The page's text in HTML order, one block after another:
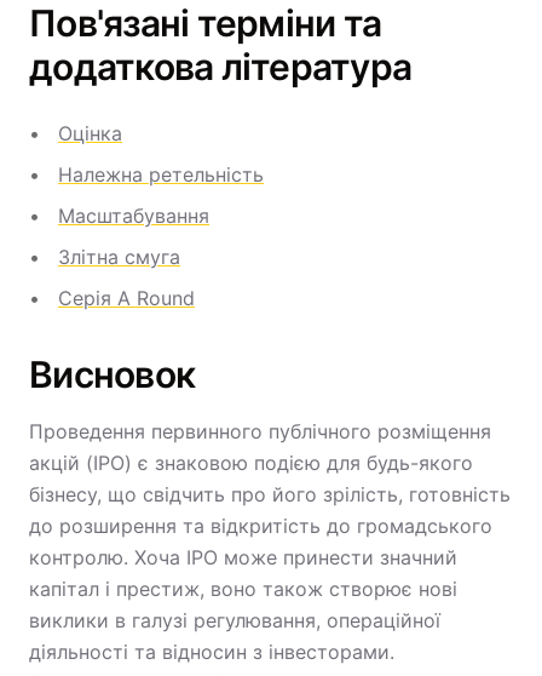
Пов'язані терміни та
додаткова література
Оцінка
Належна ретельність
Масштабування
Злітна смуга
Серія A Round
Висновок
Проведення первинного публічного розміщення
акцій (IPO) є знаковою подією для будь-якого
бізнесу, що свідчить про його зрілість, готовність
до розширення та відкритість до громадського
контролю. Хоча IPO може принести значний
капітал і престиж, воно також створює нові
виклики в галузі регулювання, операційної
діяльності та відносин з інвесторами.